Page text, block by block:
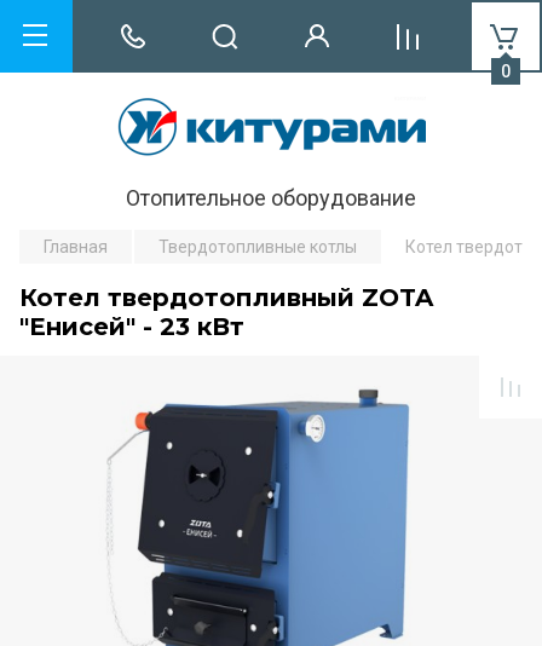
Отопительное оборудование
0
Главная Твердотопливные котлы Котел
Котел твердотопливный ZOTA
"Енисей" - 23 кВт